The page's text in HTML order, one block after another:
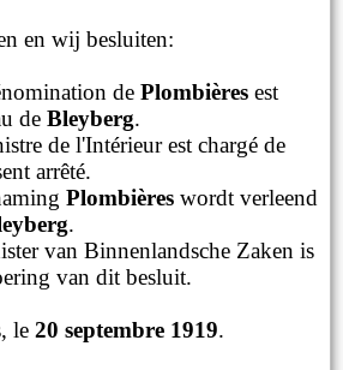
en wij besluiten:
de Plombières est
de Bleyberg.
de l'Intérieur est chargé de
arrêté.
Plombières wordt verleend
.
van Binnenlandsche Zaken is
van dit besluit.
le 20 septembre 1919.